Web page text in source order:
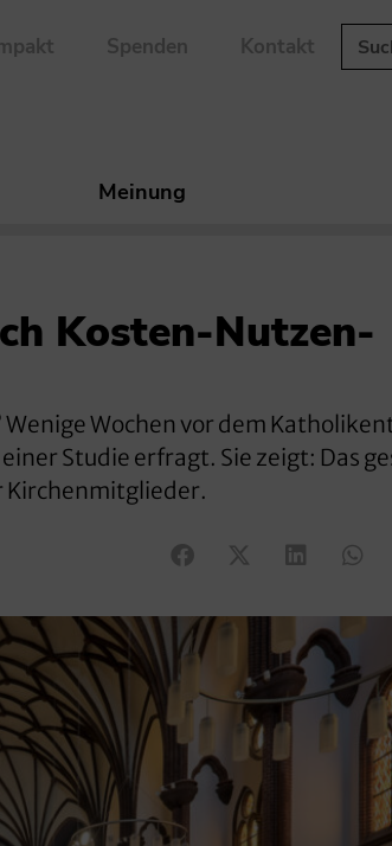
Spenden Kontakt
Meinung
Kosten-Nutzen-
Wochen vor dem
Studie erfragt. Sie zeigt: Das
Kirchenmitglieder.